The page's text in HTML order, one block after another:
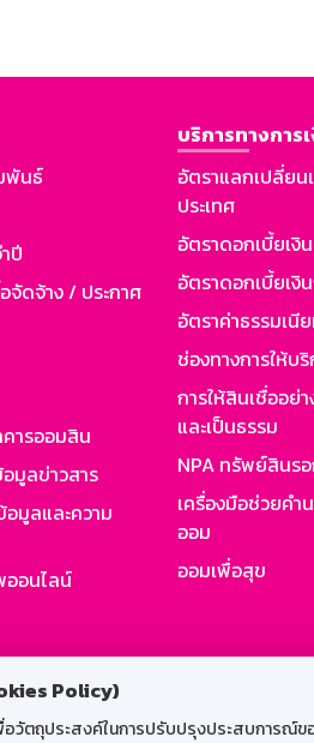
Policy)
อวัตถุประสงค์ในการปรับปรุงประสบการณ์
พันธ์
ปี
จัดจ้าง / ประกาศ
ารออมสิน
มูลข่าวสาร
อมูลและความ
อนไลน์
บริการทางการ
อัตราแลกเปลี่ยน
ประเทศ
อัตราดอกเบี้ยเงิ
อัตราดอกเบี้ยเงิ
อัตราค่าธรรมเนี
ช่องทางการให้บ
การให้สินเชื่ออย่
และเป็นธรรม
NPA ทรัพย์สินร
เครื่องมือช่วยคำ
ออม
ออมเพื่อสุข